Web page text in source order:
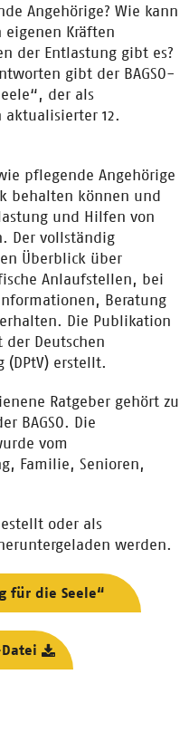
Angehörige? Wie kann
Kräften
der Entlastung gibt es?
gibt der BAGSO-
der als
aktualisierter 12.
pflegende Angehörige
behalten können und
und Hilfen von
Der vollständig
Überblick über
Anlaufstellen, bei
Beratung
Die Publikation
Deutschen
(DPtV) erstellt.
Ratgeber gehört zu
BAGSO. Die
vom
Familie, Senioren,
oder als
werden.
für die Seele“